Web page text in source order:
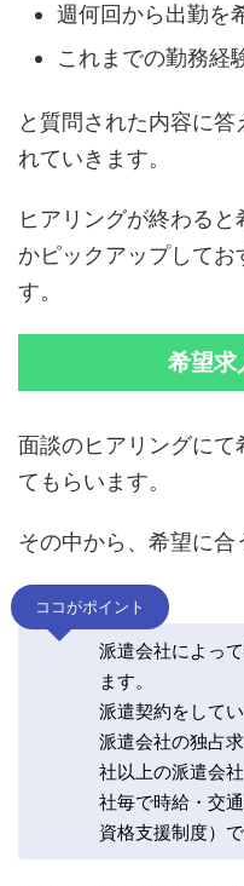
週何回から出勤を
これまでの勤務経
と質問された内容に
れていきます。
ヒアリングが終わる
かピックアップしてお
す。
希望求
面談のヒアリングにて
てもらいます。
その中から、希望に合
ココがポイント
派遣会社によっ
ます。
派遣契約をして
派遣会社の独占
社以上の派遣会
社毎で時給・交
資格支援制度）